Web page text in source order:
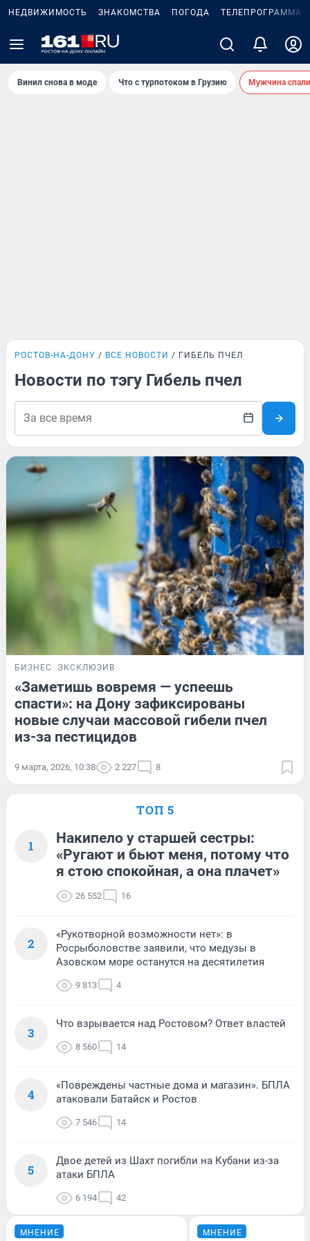
НЕДВИЖИМОСТЬ ЗНАКОМСТВА ПОГОДА ТЕЛЕПРОГРАММА
Винил снова в моде Что с турпотоком в Грузию Мужчина
РОСТОВ-НА-ДОНУ ВСЕ НОВОСТИ ГИБЕЛЬ ПЧЕЛ
Новости по тэгу Гибель пчел
БИЗНЕС ЭКСКЛЮЗИВ
«Заметишь вовремя — успеешь
спасти»: на Дону зафиксированы
новые случаи массовой гибели пчел
из-за пестицидов
9 марта, 2026, 10:38 2 227 8
ТОП 5
1
Накипело у старшей сестры:
«Ругают и бьют меня, потому что
я стою спокойная, а она плачет»
26 552 16
2
«Рукотворной возможности нет»: в
Росрыболовстве заявили, что медузы в
Азовском море останутся на десятилетия
9 813 4
3
Что взрывается над Ростовом? Ответ властей
8 560 14
4
«Повреждены частные дома и магазин». БПЛА
атаковали Батайск и Ростов
7 546 14
5
Двое детей из Шахт погибли на Кубани из-за
атаки БПЛА
6 194 42
МНЕНИЕ МНЕНИЕ